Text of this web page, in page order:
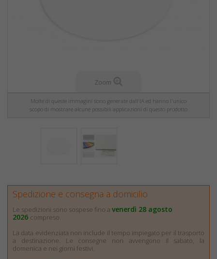
Zoom
Molte di queste immagini sono generate dall'IA ed hanno l'unico
scopo di mostrare alcune possibili applicazioni di questo prodotto
Spedizione e consegna a domicilio
Le spedizioni sono sospese fino a venerdì 28 agosto
2026 compreso.
La data evidenziata non include il tempo impiegato per il trasporto
a destinazione. Le consegne non avvengono il sabato, la
domenica e nei giorni festivi.